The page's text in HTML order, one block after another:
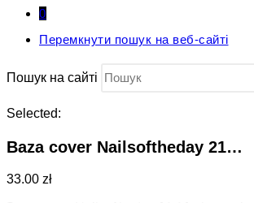
0
Перемкнути пошук на веб-сайті
Пошук на сайті
Selected:
Baza cover Nailsoftheday 21…
33.00 zł